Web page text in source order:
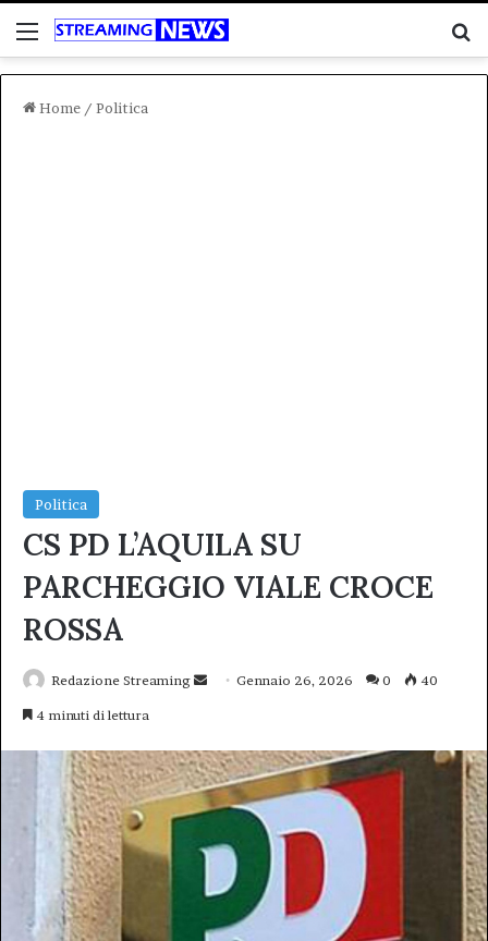
Menu
Home / Politica
Politica
CS PD L’AQUILA SU
PARCHEGGIO VIALE CROCE
ROSSA
Redazione Streaming
InviaGennaio 26, 2026 0 40
4 minuti di lettura